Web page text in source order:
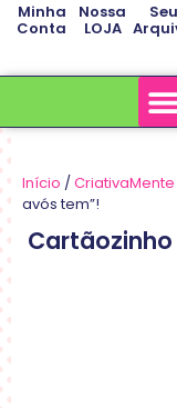
Minha
Conta
Nossa
LOJA
Início /
avós tem”!
Cartãozinho